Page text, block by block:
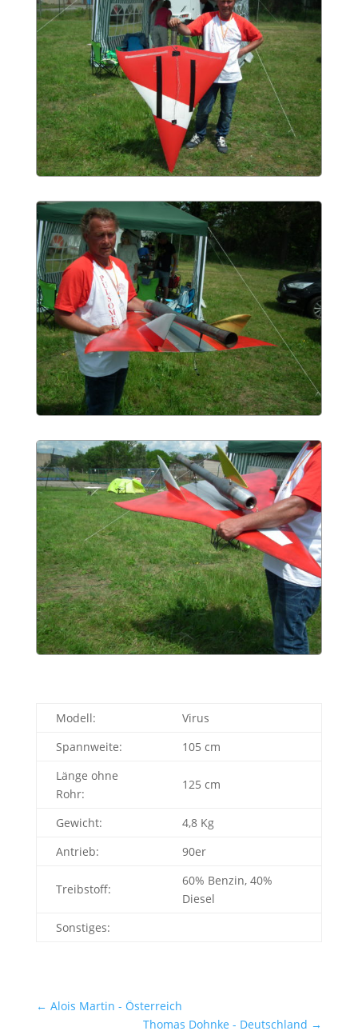
Modell:
Virus
Spannweite:
105 cm
Länge ohne
Rohr:
125 cm
Gewicht:
4,8 Kg
Antrieb:
90er
Treibstoff:
60% Benzin, 40%
Diesel
Sonstiges:
← Alois Martin - Österreich
Thomas Dohnke - Deutschland →